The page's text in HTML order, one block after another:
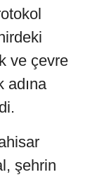
ve çevre
adına
şehrin